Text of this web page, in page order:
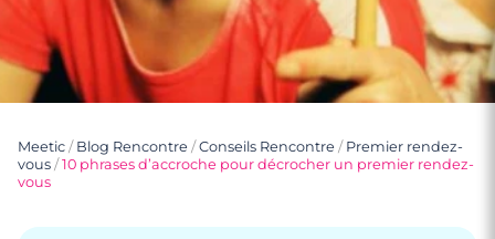
Meetic / Blog Rencontre /Conseils Rencontre / Premier rendez-
vous /10 phrases d’accroche pour décrocher un premier rendez-
vous